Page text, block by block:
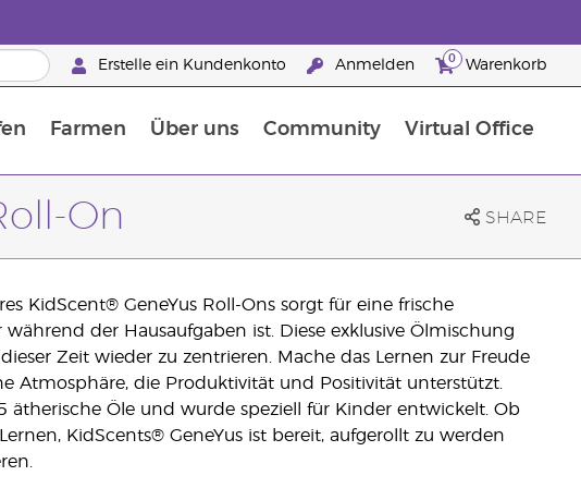
Erstelle ein Kundenkonto Anmelden 0 Warenkorb
Farmen Über uns Community Virtual Office
On SHARE
KidScent® GeneYus Roll-Ons sorgt für eine frische
der Hausaufgaben ist. Diese exklusive Ölmischung
Zeit wieder zu zentrieren. Mache das Lernen zur Freude
Atmosphäre, die Produktivität und Positivität unterstützt.
ätherische Öle und wurde speziell für Kinder entwickelt. Ob
KidScents® GeneYus ist bereit, aufgerollt zu werden